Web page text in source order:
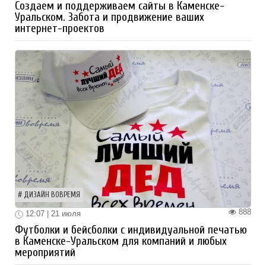
Создаем и поддерживаем сайты в Каменске-
Уральском. Забота и продвижение ваших
интернет-проектов
ДИЗАЙН ВОВРЕМЯ
888
12:07 | 21 июля
Футболки и бейсболки с индивидуальной печатью
в Каменске-Уральском для компаний и любых
мероприятий